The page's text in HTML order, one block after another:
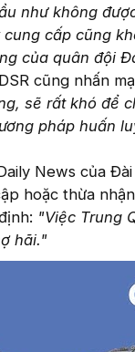
như không
cung cấp cũng
của quân đội
cũng nhấn
sẽ rất khó để
pháp huấn
News của
hoặc thừa
"Việc Trung
hãi."